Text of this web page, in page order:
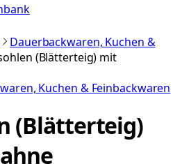
Dauerbackwaren, Kuchen &
(Blätterteig) mit
Kuchen & Feinbackwaren
(Blätterteig)